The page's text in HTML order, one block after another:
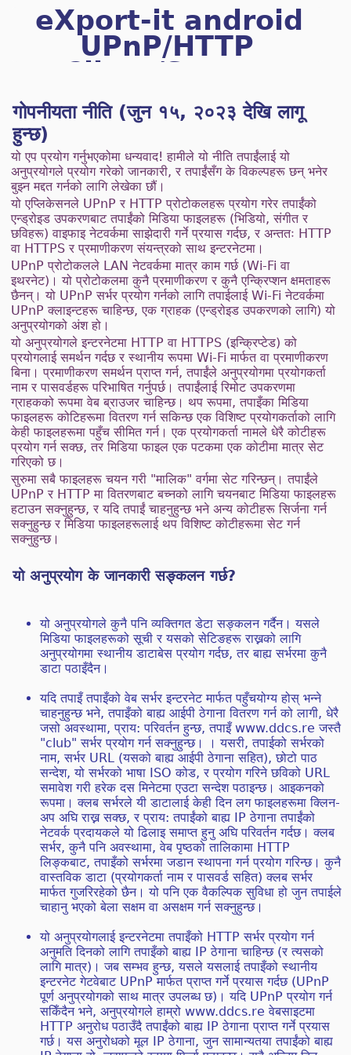
eXport-it android
UPnP/HTTP
Client/Server
गोपनीयता नीति (जुन १५, २०२३ देखि लागू
हुन्छ)
यो एप प्रयोग गर्नुभएकोमा धन्यवाद! हामीले यो नीति तपाईंलाई यो
अनुप्रयोगले प्रयोग गरेको जानकारी, र तपाईंसँग के विकल्पहरू छन् भनेर
बुझ्न मद्दत गर्नको लागि लेखेका छौं।
यो एप्लिकेसनले UPnP र HTTP प्रोटोकलहरू प्रयोग गरेर तपाईंको
एन्ड्रोइड उपकरणबाट तपाईंको मिडिया फाइलहरू (भिडियो, संगीत र
छविहरू) वाइफाइ नेटवर्कमा साझेदारी गर्ने प्रयास गर्दछ, र अन्ततः HTTP
वा HTTPS र प्रमाणीकरण संयन्त्रको साथ इन्टरनेटमा।
UPnP प्रोटोकलले LAN नेटवर्कमा मात्र काम गर्छ (Wi-Fi वा
इथरनेट)। यो प्रोटोकलमा कुनै प्रमाणीकरण र कुनै एन्क्रिप्शन क्षमताहरू
छैनन्। यो UPnP सर्भर प्रयोग गर्नको लागि तपाईलाई Wi-Fi नेटवर्कमा
UPnP क्लाइन्टहरू चाहिन्छ, एक ग्राहक (एन्ड्रोइड उपकरणको लागि) यो
अनुप्रयोगको अंश हो।
यो अनुप्रयोगले इन्टरनेटमा HTTP वा HTTPS (इन्क्रिप्टेड) ​​को
प्रयोगलाई समर्थन गर्दछ र स्थानीय रूपमा Wi-Fi मार्फत वा प्रमाणीकरण
बिना। प्रमाणीकरण समर्थन प्राप्त गर्न, तपाईंले अनुप्रयोगमा प्रयोगकर्ता
नाम र पासवर्डहरू परिभाषित गर्नुपर्छ। तपाईंलाई रिमोट उपकरणमा
ग्राहकको रूपमा वेब ब्राउजर चाहिन्छ। थप रूपमा, तपाइँका मिडिया
फाइलहरू कोटिहरूमा वितरण गर्न सकिन्छ एक विशिष्ट प्रयोगकर्ताको लागि
केही फाइलहरूमा पहुँच सीमित गर्न। एक प्रयोगकर्ता नामले धेरै कोटीहरू
प्रयोग गर्न सक्छ, तर मिडिया फाइल एक पटकमा एक कोटीमा मात्र सेट
गरिएको छ।
सुरुमा सबै फाइलहरू चयन गरी "मालिक" वर्गमा सेट गरिन्छन्। तपाईंले
UPnP र HTTP मा वितरणबाट बच्नको लागि चयनबाट मिडिया फाइलहरू
हटाउन सक्नुहुन्छ, र यदि तपाईं चाहनुहुन्छ भने अन्य कोटीहरू सिर्जना गर्न
सक्नुहुन्छ र मिडिया फाइलहरूलाई थप विशिष्ट कोटीहरूमा सेट गर्न
सक्नुहुन्छ।
यो अनुप्रयोग के जानकारी सङ्कलन गर्छ?
यो अनुप्रयोगले कुनै पनि व्यक्तिगत डेटा सङ्कलन गर्दैन। यसले
मिडिया फाइलहरूको सूची र यसको सेटिङहरू राख्नको लागि
अनुप्रयोगमा स्थानीय डाटाबेस प्रयोग गर्दछ, तर बाह्य सर्भरमा कुनै
डाटा पठाइँदैन।
यदि तपाइँ तपाइँको वेब सर्भर इन्टरनेट मार्फत पहुँचयोग्य होस् भन्ने
चाहनुहुन्छ भने, तपाइँको बाह्य आईपी ठेगाना वितरण गर्न को लागी, धेरै
जसो अवस्थामा, प्राय: परिवर्तन हुन्छ, तपाइँ www.ddcs.re जस्तै
"club" सर्भर प्रयोग गर्न सक्नुहुन्छ। । यसरी, तपाईको सर्भरको
नाम, सर्भर URL (यसको बाह्य आईपी ठेगाना सहित), छोटो पाठ
सन्देश, यो सर्भरको भाषा ISO कोड, र प्रयोग गरिने छविको URL
समावेश गरी हरेक दस मिनेटमा एउटा सन्देश पठाइन्छ। आइकनको
रूपमा। क्लब सर्भरले यी डाटालाई केही दिन लग फाइलहरूमा क्लिन-
अप अघि राख्न सक्छ, र प्राय: तपाईंको बाह्य IP ठेगाना तपाईंको
नेटवर्क प्रदायकले यो ढिलाइ समाप्त हुनु अघि परिवर्तन गर्दछ। क्लब
सर्भर, कुनै पनि अवस्थामा, वेब पृष्ठको तालिकामा HTTP
लिङ्कबाट, तपाइँको सर्भरमा जडान स्थापना गर्न प्रयोग गरिन्छ। कुनै
वास्तविक डाटा (प्रयोगकर्ता नाम र पासवर्ड सहित) क्लब सर्भर
मार्फत गुजरिरहेको छैन। यो पनि एक वैकल्पिक सुविधा हो जुन तपाईले
चाहानु भएको बेला सक्षम वा असक्षम गर्न सक्नुहुन्छ।
यो अनुप्रयोगलाई इन्टरनेटमा तपाइँको HTTP सर्भर प्रयोग गर्न
अनुमति दिनको लागि तपाइँको बाह्य IP ठेगाना चाहिन्छ (र त्यसको
लागि मात्र)। जब सम्भव हुन्छ, यसले यसलाई तपाइँको स्थानीय
इन्टरनेट गेटवेबाट UPnP मार्फत प्राप्त गर्ने प्रयास गर्दछ (UPnP
पूर्ण अनुप्रयोगको साथ मात्र उपलब्ध छ)। यदि UPnP प्रयोग गर्न
सकिँदैन भने, अनुप्रयोगले हाम्रो www.ddcs.re वेबसाइटमा
HTTP अनुरोध पठाउँदै तपाईंको बाह्य IP ठेगाना प्राप्त गर्ने प्रयास
गर्छ। यस अनुरोधको मूल IP ठेगाना, जुन सामान्यतया तपाईंको बाह्य